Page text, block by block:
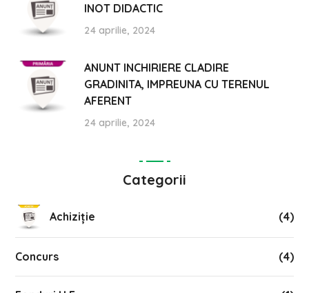
INOT DIDACTIC
24 aprilie, 2024
ANUNT INCHIRIERE CLADIRE
GRADINITA, IMPREUNA CU TERENUL
AFERENT
24 aprilie, 2024
Categorii
Achiziție (4)
Concurs (4)